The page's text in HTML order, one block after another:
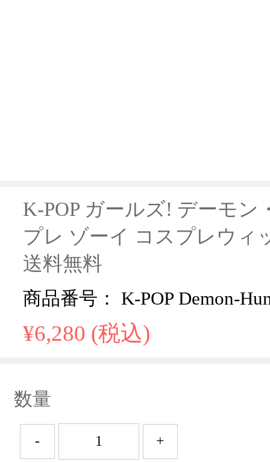
K-POP ガールズ! デーモン
プレ ゾーイ コスプレウィ
送料無料
商品番号： K-POP Demon-
¥6,280 (税込)
数量
- +